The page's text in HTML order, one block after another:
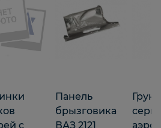
с
Панель
брызговика
ВАЗ 2121